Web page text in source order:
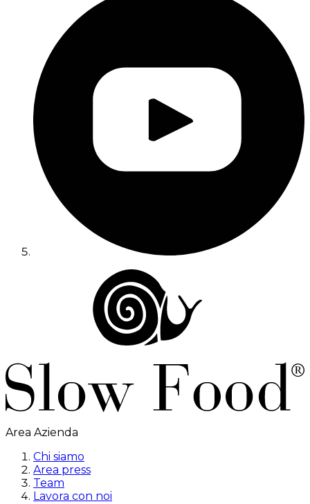
Area Azienda
Chi siamo
Area press
Team
Lavora con noi